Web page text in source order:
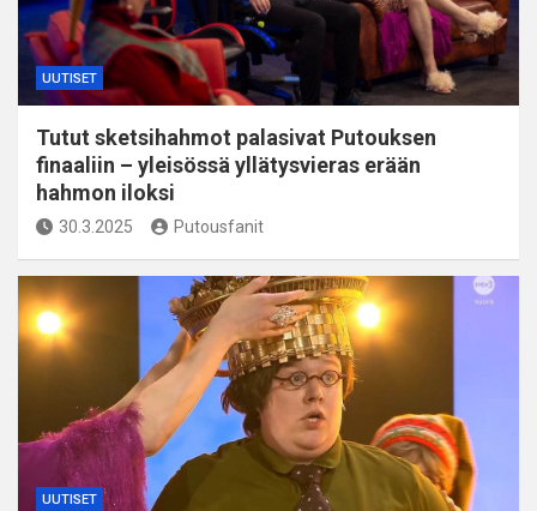
UUTISET
Tutut sketsihahmot palasivat Putouksen
finaaliin – yleisössä yllätysvieras erään
hahmon iloksi
30.3.2025 Putousfanit
UUTISET